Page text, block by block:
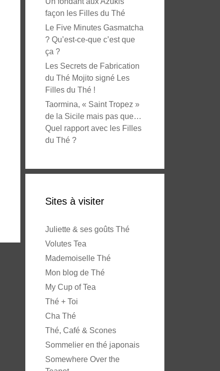
façon les Filles du Thé
Le Five Minutes Gasmatcha
? Qu’est-ce-que c’est que
ça ?
Les Secrets de Fabrication
du Thé Mojito signé Les
Filles du Thé !
Taormina, « Saint Tropez »
de la Sicile mais pas que…
Quel rapport avec les Filles
du Thé ?
Sites à visiter
Juliette & ses goûts Thé
Volutes Tea
Mademoiselle Thé
Mon blog de Thé
My Cup of Tea
Thé + Toi
Cha Thé
Thé, Café & Scones
Sommelier en thé japonais
Somewhere Over the